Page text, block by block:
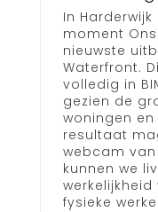
In
moment
nieuwste
Waterfront.
volledig in
gezien de
woningen
resultaat
webcam van
kunnen we
fysieke